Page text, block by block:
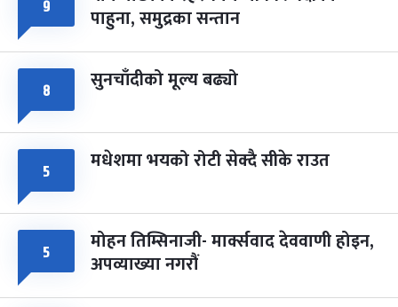
८
चैत्र ८, २०८३-Mar 22, 2027
९ पाहुना, समुद्रका सन्तान
८ सुनचाँदीको मूल्य बढ्यो
५ मधेशमा भयको रोटी सेक्दै सीके राउत
५ मोहन तिम्सिनाजी- मार्क्सवाद देववाणी होइन,
अपव्याख्या नगरौं